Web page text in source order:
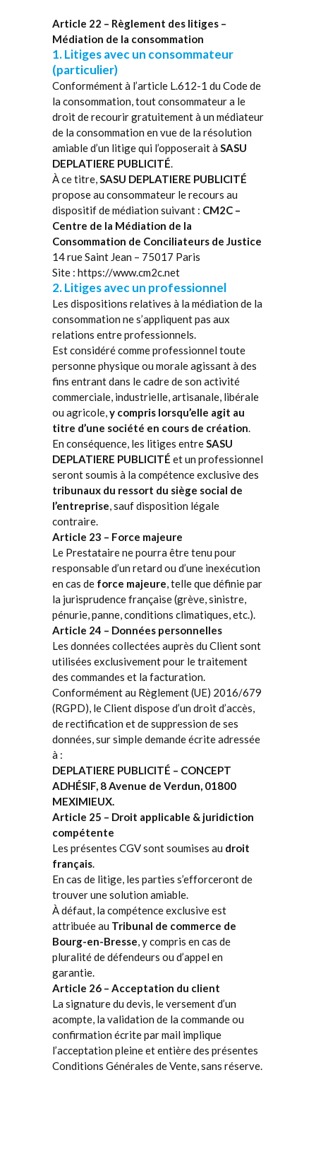
Article 22 – Règlement des litiges –
Médiation de la consommation
1. Litiges avec un consommateur
(particulier)
Conformément à l’article L.612-1 du Code de
la consommation, tout consommateur a le
droit de recourir gratuitement à un médiateur
de la consommation en vue de la résolution
amiable d’un litige qui l’opposerait à SASU
DEPLATIERE PUBLICITÉ.
À ce titre,SASU DEPLATIERE PUBLICITÉ
propose au consommateur le recours au
dispositif de médiation suivant : CM2C –
Centre de la Médiation de la
Consommation de Conciliateurs de Justice
14 rue Saint Jean – 75017 Paris
Site : https://www.cm2c.net
2. Litiges avec un professionnel
Les dispositions relatives à la médiation de la
consommation ne s’appliquent pas aux
relations entre professionnels.
Est considéré comme professionnel toute
personne physique ou morale agissant à des
fins entrant dans le cadre de son activité
commerciale, industrielle, artisanale, libérale
ou agricole,y compris lorsqu’elle agit au
titre d’une société en cours de création.
En conséquence, les litiges entreSASU
DEPLATIERE PUBLICITÉ et un professionnel
seront soumis à la compétence exclusive des
tribunaux du ressort du siège social de
l’entreprise, sauf disposition légale
contraire.
Article 23 – Force majeure
Le Prestataire ne pourra être tenu pour
responsable d’un retard ou d’une inexécution
en cas de force majeure, telle que définie par
la jurisprudence française (grève, sinistre,
pénurie, panne, conditions climatiques, etc.).
Article 24 – Données personnelles
Les données collectées auprès du Client sont
utilisées exclusivement pour le traitement
des commandes et la facturation.
Conformément au Règlement (UE) 2016/679
(RGPD), le Client dispose d’un droit d’accès,
de rectification et de suppression de ses
données, sur simple demande écrite adressée
à :
DEPLATIERE PUBLICITÉ – CONCEPT
ADHÉSIF, 8 Avenue de Verdun, 01800
MEXIMIEUX.
Article 25 – Droit applicable & juridiction
compétente
Les présentes CGV sont soumises au droit
français.
En cas de litige, les parties s’efforceront de
trouver une solution amiable.
À défaut, la compétence exclusive est
attribuée au Tribunal de commerce de
Bourg-en-Bresse, y compris en cas de
pluralité de défendeurs ou d’appel en
garantie.
Article 26 – Acceptation du client
La signature du devis, le versement d’un
acompte, la validation de la commande ou
confirmation écrite par mail implique
l’acceptation pleine et entière des présentes
Conditions Générales de Vente, sans réserve.